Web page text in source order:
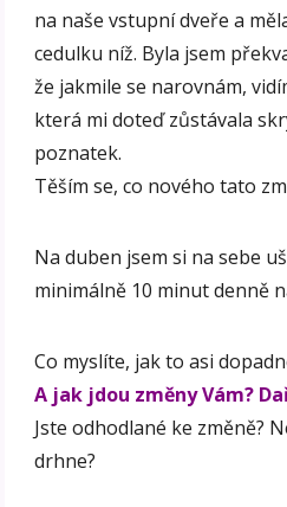
na naše vstupní dveře a
cedulku níž. Byla jsem
že jakmile se narovnám,
která mi doteď zůstávala
poznatek.
Těším se, co nového tato
Na duben jsem si na sebe
minimálně 10 minut denně
Co myslíte, jak to asi
A jak jdou změny Vám?
Jste odhodlané ke změně?
drhne?